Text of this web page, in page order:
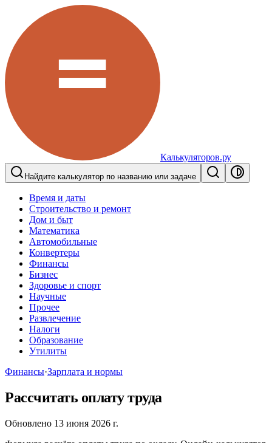
Калькуляторов.ру
Найдите калькулятор по названию или задаче
Время и даты
Строительство и ремонт
Дом и быт
Математика
Автомобильные
Конвертеры
Финансы
Бизнес
Здоровье и спорт
Научные
Прочее
Развлечение
Налоги
Образование
Утилиты
Финансы·Зарплата и нормы
Рассчитать оплату труда
Обновлено 13 июня 2026 г.